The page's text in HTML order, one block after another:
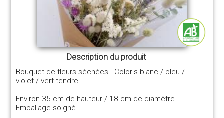
Description du produit
Bouquet de fleurs séchées - Coloris blanc / bleu /
violet / vert tendre
Environ 35 cm de hauteur / 18 cm de diamètre -
Emballage soigné